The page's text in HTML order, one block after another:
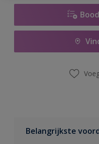
Belangrijkste